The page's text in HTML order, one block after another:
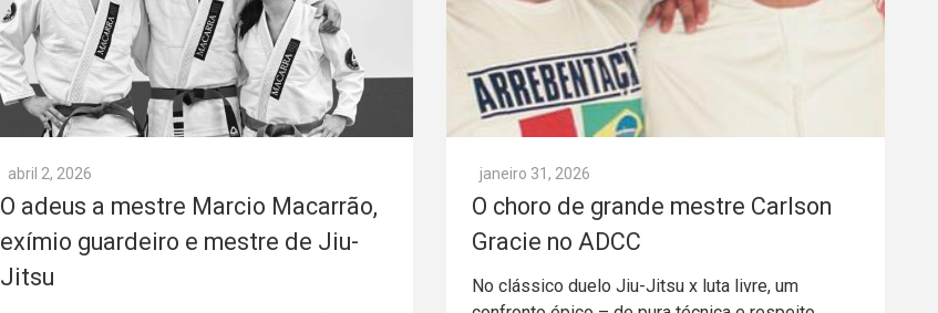
abril 2, 2026
O adeus a mestre Marcio Macarrão,
exímio guardeiro e mestre de Jiu-
Jitsu
janeiro 31, 2026
O choro de grande mestre Carlson
Gracie no ADCC
No clássico duelo Jiu-Jitsu x luta livre, um